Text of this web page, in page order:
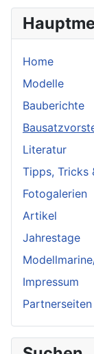
Home
Modelle
Bauberichte
Literatur
Tipps, Tricks
Fotogalerien
Artikel
Jahrestage
Impressum
Partnerseiten